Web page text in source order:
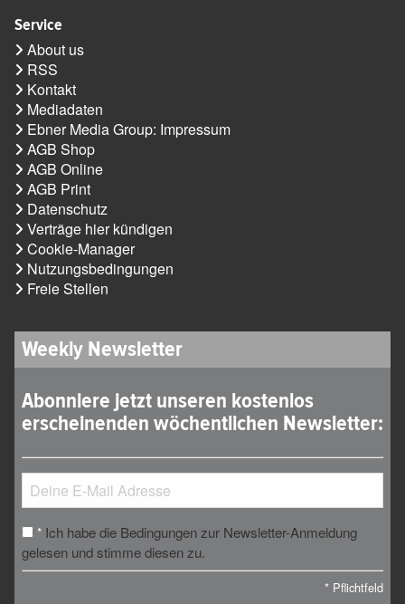
Service
About us
RSS
Kontakt
Mediadaten
Ebner Media Group: Impressum
AGB Shop
AGB Online
AGB Print
Datenschutz
Verträge hier kündigen
Cookie-Manager
Nutzungsbedingungen
Freie Stellen
Weekly Newsletter
Abonniere jetzt unseren kostenlos
erscheinenden wöchentlichen Newsletter:
* Ich habe die Bedingungen zur Newsletter-Anmeldung
gelesen und stimme diesen zu.
* Pflichtfeld